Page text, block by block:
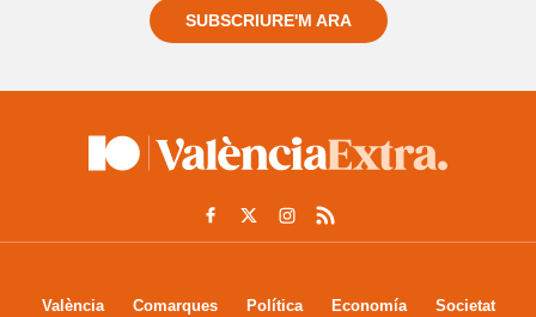
SUBSCRIURE'M ARA
València Comarques Política Economía
Societat